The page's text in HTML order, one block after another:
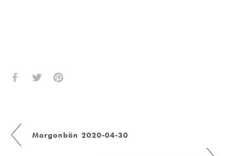
Morgonbön 2020-04-30